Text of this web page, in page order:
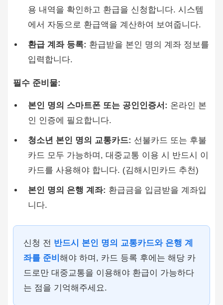
용 내역을 확인하고 환급을 신청합니다. 시스템
에서 자동으로 환급액을 계산하여 보여줍니다.
환급 계좌 등록: 환급받을 본인 명의 계좌 정보를
입력합니다.
필수 준비물:
본인 명의 스마트폰 또는 공인인증서: 온라인 본
인 인증에 필요합니다.
청소년 본인 명의 교통카드: 선불카드 또는 후불
카드 모두 가능하며, 대중교통 이용 시 반드시 이
카드를 사용해야 합니다. (김해시민카드 추천)
본인 명의 은행 계좌: 환급금을 입금받을 계좌입
니다.
신청 전 반드시 본인 명의 교통카드와 은행 계
좌를 준비 해야 하며, 카드 등록 후에는 해당 카
드로만 대중교통을 이용해야 환급이 가능하다
는 점을 기억해주세요.